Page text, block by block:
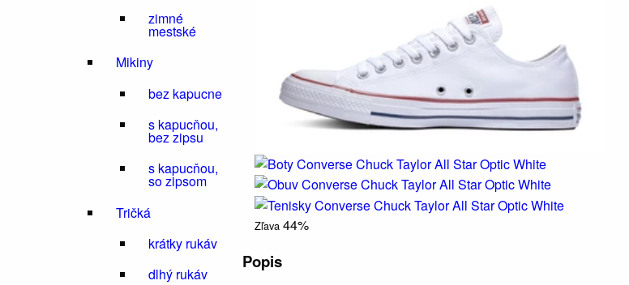
zimné
mestské
Mikiny
bez kapucne
s kapucňou,
bez zipsu
s kapucňou,
so zipsom
Tričká
krátky rukáv
dlhý rukáv
Zľava44%
Popis